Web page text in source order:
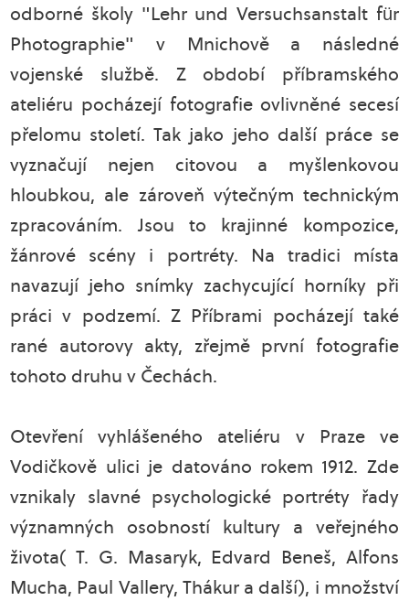
odborné školy "Lehr und Versuchsanstalt für
Photographie" v Mnichově a následné
vojenské službě. Z období příbramského
ateliéru pocházejí fotografie ovlivněné secesí
přelomu století. Tak jako jeho další práce se
vyznačují nejen citovou a myšlenkovou
hloubkou, ale zároveň výtečným technickým
zpracováním. Jsou to krajinné kompozice,
žánrové scény i portréty. Na tradici místa
navazují jeho snímky zachycující horníky při
práci v podzemí. Z Příbrami pocházejí také
rané autorovy akty, zřejmě první fotografie
tohoto druhu v Čechách.
Otevření vyhlášeného ateliéru v Praze ve
Vodičkově ulici je datováno rokem 1912. Zde
vznikaly slavné psychologické portréty řady
významných osobností kultury a veřejného
života( T. G. Masaryk, Edvard Beneš, Alfons
Mucha, Paul Vallery, Thákur a další), i množství